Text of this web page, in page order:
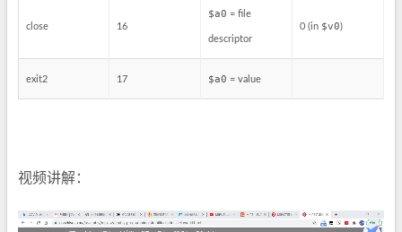
close 16
$a0 = file
descriptor
0 (in $v0)
exit2 17 $a0 = value
视频讲解：
视